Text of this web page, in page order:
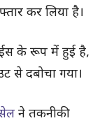
कर लिया है।
के रूप में हुई है,
से दबोचा गया।
ने तकनीकी